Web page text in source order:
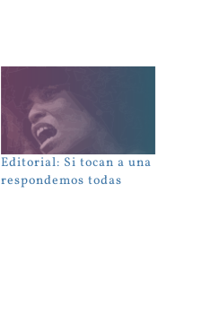
Editorial: Si tocan a una
respondemos todas